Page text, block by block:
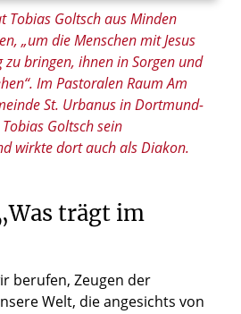
Tobias Goltsch aus Minden
„um die Menschen mit Jesus
bringen, ihnen in Sorgen und
Im Pastoralen Raum Am
St. Urbanus in Dortmund-
Goltsch sein
wirkte dort auch als Diakon.
trägt im
berufen, Zeugen der
Welt, die angesichts von